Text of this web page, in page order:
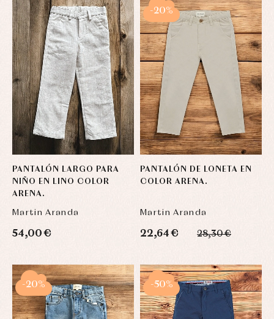
PANTALÓN LARGO PARA
NIÑO EN LINO COLOR
ARENA.
Martin Aranda
54,00 €
PANTALÓN DE LONETA EN
COLOR ARENA.
Martin Aranda
22,64 € 28,30 €
-20%
-20% -50%